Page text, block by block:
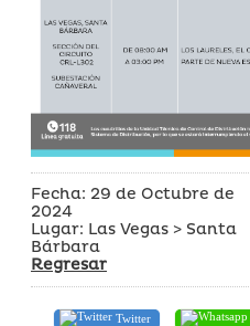
Fecha: 29 de Octubre de
2024
Lugar: Las Vegas > Santa
Bárbara
Regresar
Twitter